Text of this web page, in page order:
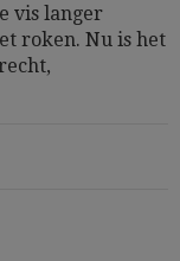
vis langer
roken. Nu is het